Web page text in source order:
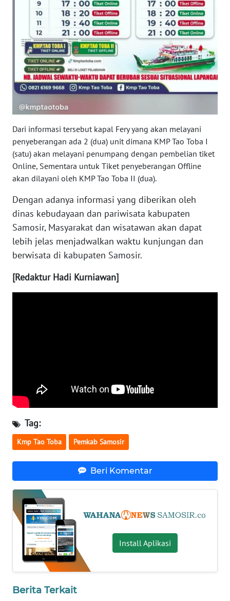
Dari informasi tersebut kapal Fery yang akan melayani
penyeberangan ada 2 (dua) unit dimana KMP Tao Toba I
(satu) akan melayani penumpang dengan pembelian tiket
Online, Sementara untuk Tiket penyeberangan Offline
akan dilayani oleh KMP Tao Toba II (dua).
Dengan adanya informasi yang diberikan oleh
dinas kebudayaan dan pariwisata kabupaten
Samosir, Masyarakat dan wisatawan akan dapat
lebih jelas menjadwalkan waktu kunjungan dan
berwisata di kabupaten Samosir.
[Redaktur Hadi Kurniawan]
Tag:
Kmp Tao Toba Pemkab Samosir
Beri Komentar
Install Aplikasi
Berita Terkait
WN
SULBAR
WN
BABEL
WN
SUMBAR
WN
SUMSEL
WN
BENGKULU
LAMPUNG
WN
JATENG
NUSANTARA
WN
KALBAR
WN
KALTARA
WN
KALSEL
WN